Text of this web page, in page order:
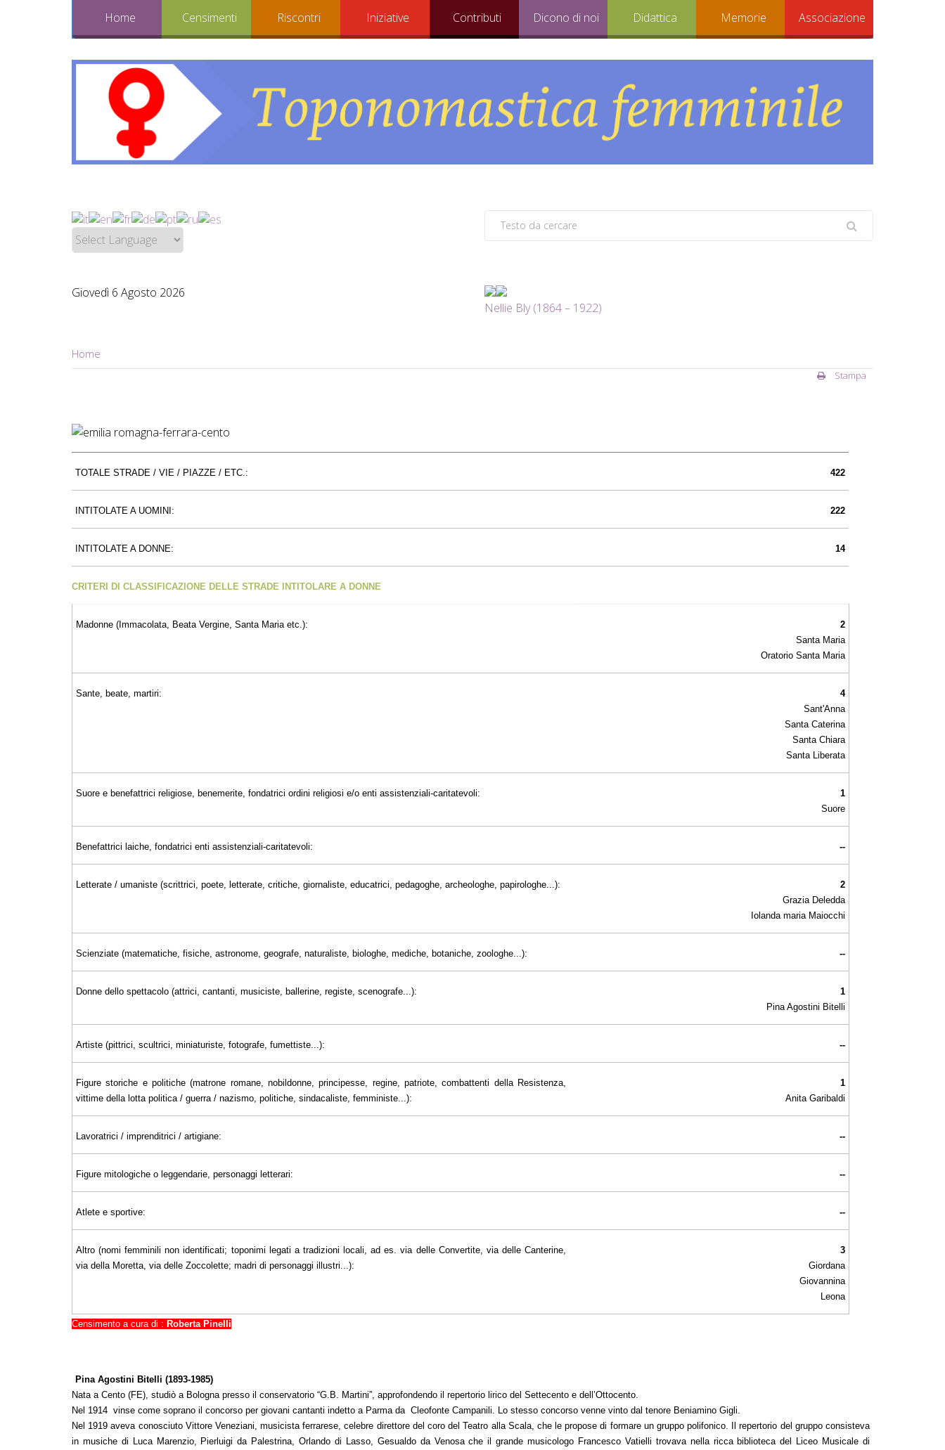
Home Censimenti Riscontri Iniziative Contributi Dicono di noi Didattica Memorie Associazione
Giovedì 6 Agosto 2026
Nellie Bly (1864 – 1922)
Home
Stampa
TOTALE STRADE / VIE / PIAZZE / ETC.: 422
INTITOLATE A UOMINI: 222
INTITOLATE A DONNE: 14
CRITERI DI CLASSIFICAZIONE DELLE STRADE INTITOLARE A DONNE
Madonne (Immacolata, Beata Vergine, Santa Maria etc.):
2
Santa Maria
Oratorio Santa Maria
Sante, beate, martiri:
4
Sant'Anna
Santa Caterina
Santa Chiara
Santa Liberata
Suore e benefattrici religiose, benemerite, fondatrici ordini religiosi e/o enti assistenziali-caritatevoli:
1
Suore
Benefattrici laiche, fondatrici enti assistenziali-caritatevoli: --
Letterate / umaniste (scrittrici, poete, letterate, critiche, giornaliste, educatrici, pedagoghe, archeologhe, papirologhe...):
2
Grazia Deledda
Iolanda maria Maiocchi
Scienziate (matematiche, fisiche, astronome, geografe, naturaliste, biologhe, mediche, botaniche, zoologhe...): --
Donne dello spettacolo (attrici, cantanti, musiciste, ballerine, registe, scenografe...):
1
Pina Agostini Bitelli
Artiste (pittrici, scultrici, miniaturiste, fotografe, fumettiste...): --
Figure storiche e politiche (matrone romane, nobildonne, principesse, regine, patriote, combattenti della Resistenza,
vittime della lotta politica / guerra / nazismo, politiche, sindacaliste, femministe...):
1
Anita Garibaldi
Lavoratrici / imprenditrici / artigiane: --
Figure mitologiche o leggendarie, personaggi letterari: --
Atlete e sportive: --
Altro (nomi femminili non identificati; toponimi legati a tradizioni locali, ad es. via delle Convertite, via delle Canterine,
via della Moretta, via delle Zoccolette; madri di personaggi illustri...):
3
Giordana
Giovannina
Leona
Censimento a cura di : Roberta Pinelli
Pina Agostini Bitelli (1893-1985)
Nata a Cento (FE), studiò a Bologna presso il conservatorio “G.B. Martini”, approfondendo il repertorio lirico del Settecento e dell’Ottocento.
Nel 1914 vinse come soprano il concorso per giovani cantanti indetto a Parma da Cleofonte Campanili. Lo stesso concorso venne vinto dal tenore Beniamino Gigli.
Nel 1919 aveva conosciuto Vittore Veneziani, musicista ferrarese, celebre direttore del coro del Teatro alla Scala, che le propose di formare un gruppo polifonico. Il repertorio del gruppo consisteva
in musiche di Luca Marenzio, Pierluigi da Palestrina, Orlando di Lasso, Gesualdo da Venosa che il grande musicologo Francesco Vatielli trovava nella ricca biblioteca del Liceo Musicale di